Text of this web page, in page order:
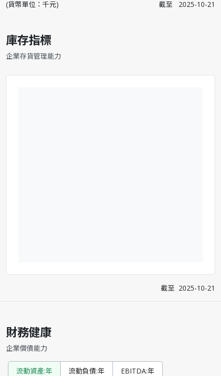
(貨幣單位：千元) 截至 2025-10-21
庫存指標
企業存貨管理能力
截至 2025-10-21
財務健康
企業償債能力
流動資產:年 流動負債:年 EBITDA:年